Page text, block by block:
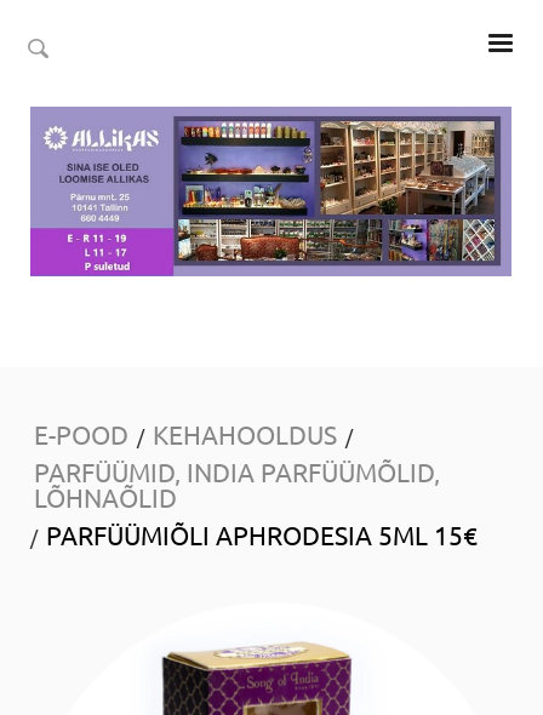
E-POOD / KEHAHOOLDUS /
PARFÜÜMID, INDIA PARFÜÜMÕLID,
LÕHNAÕLID
/ PARFÜÜMIÕLI APHRODESIA 5ML 15€